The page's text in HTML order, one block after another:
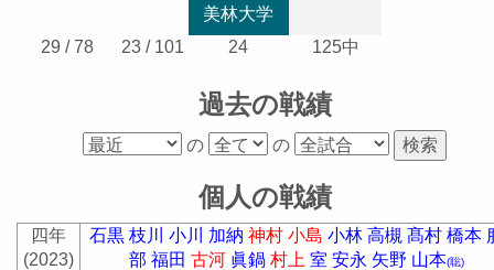
美林大学
29 / 78 23 / 101 24 125中
過去の戦績
の の
個人の戦績
四年
(2023)
石黒 枝川 小川 加納 神村 小島 小林 高槻 髙村 橋本
部 福田 古河 眞鍋 村上 室 安永 矢野 山本(聡)